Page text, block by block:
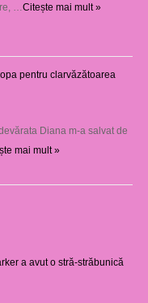
… Citește mai mult »
pentru clarvăzătoarea
Diana m-a salvat de
mai mult »
a avut o stră-străbunică